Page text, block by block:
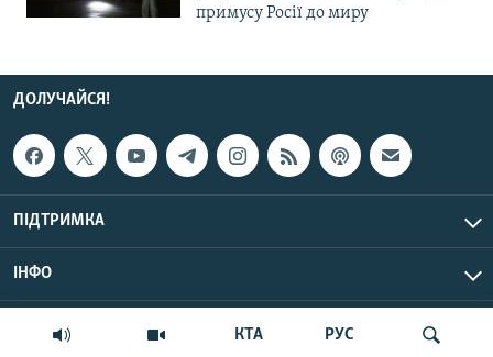
КТА РУС
примусу Росії до миру
ДОЛУЧАЙСЯ!
ПІДТРИМКА
ІНФО
© Крим.Реалії, 2026 | Усі права застережено.